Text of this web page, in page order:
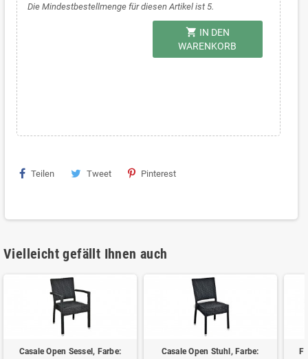
Die Mindestbestellmenge für diesen Artikel ist 5.
shopping_cart IN DEN
WARENKORB
Teilen Tweet Pinterest
Vielleicht gefällt Ihnen auch
Casale Open Sessel, Farbe:
Casale Open Stuhl, Farbe: